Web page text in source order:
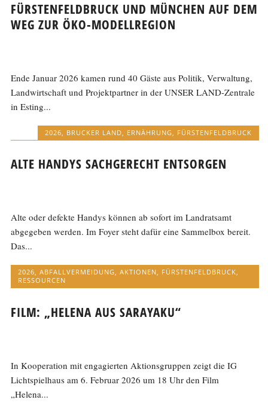
FÜRSTENFELDBRUCK UND MÜNCHEN AUF DEM
WEG ZUR ÖKO-MODELLREGION
Ende Januar 2026 kamen rund 40 Gäste aus Politik, Verwaltung,
Landwirtschaft und Projektpartner in der UNSER LAND-Zentrale
in Esting...
2026, BRUCKER LAND, ERNÄHRUNG, FÜRSTENFELDBRUCK
ALTE HANDYS SACHGERECHT ENTSORGEN
Alte oder defekte Handys können ab sofort im Landratsamt
abgegeben werden. Im Foyer steht dafür eine Sammelbox bereit.
Das...
2026,ABFALLVERMEIDUNG,AKTIONEN, FÜRSTENFELDBRUCK,
RESSOURCEN
FILM: „HELENA AUS SARAYAKU“
In Kooperation mit engagierten Aktionsgruppen zeigt die IG
Lichtspielhaus am 6. Februar 2026 um 18 Uhr den Film
„Helena...